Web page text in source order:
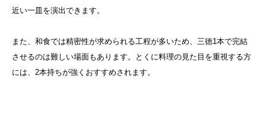
近い一皿を演出できます。
また、和食では精密性が求められる工程が多いため、三徳1本で完結
させるのは難しい場面もあります。とくに料理の見た目を重視する方
には、2本持ちが強くおすすめされます。